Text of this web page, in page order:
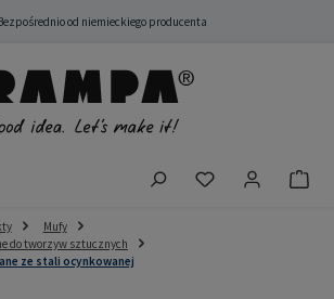
od niemieckiego producenta
Masz 0
Mufy
do tworzyw sztucznych
ze stali ocynkowanej